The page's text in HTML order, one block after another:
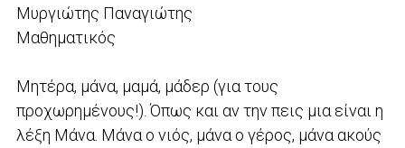
Μυργιώτης Παναγιώτης
Μαθηματικός
Μητέρα, μάνα, μαμά, μάδερ (για τους
προχωρημένους!). Όπως και αν την πεις μια είναι η
λέξη Μάνα. Μάνα ο νιός, μάνα ο γέρος, μάνα ακούς